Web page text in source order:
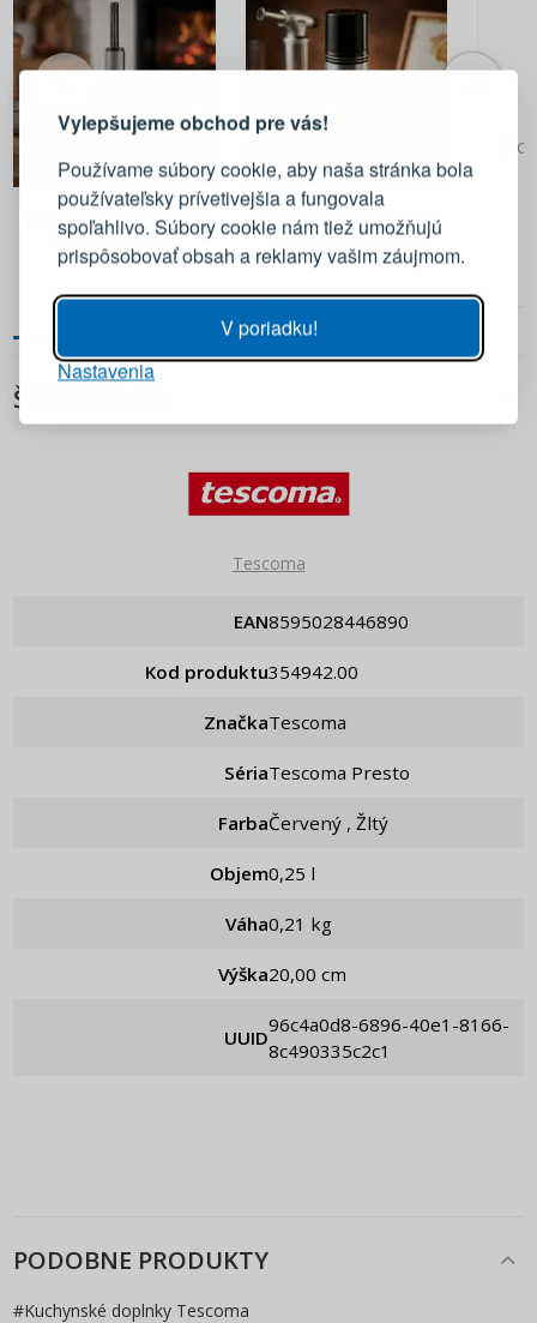
Vylepšujeme obchod pre vás!
Používame súbory cookie, aby naša stránka bola
používateľsky prívetivejšia a fungovala
spoľahlivo. Súbory cookie nám tiež umožňujú
prispôsobovať obsah a reklamy vašim záujmom.
V poriadku!
Nastavenia
9,90 €
CILIO Fuoco – zapaľovač 20
cm farba grafitová
7,90 €
CILIO Gas 250 ml - plyn do
horákov a zapaľovačov
ŠPECIFIKÁCIA
Tescoma
EAN 8595028446890
Kod produktu 354942.00
Značka Tescoma
Séria Tescoma Presto
Farba Červený , Žltý
Objem 0,25 l
Váha 0,21 kg
Výška 20,00 cm
UUID
96c4a0d8-6896-40e1-8166-
8c490335c2c1
PODOBNE PRODUKTY
#Kuchynské doplnky Tescoma
PRIHLÁSENIE REGISTRÁCIA
Prihláste sa k svojmu účtu
PRIHLÁSIŤ SA